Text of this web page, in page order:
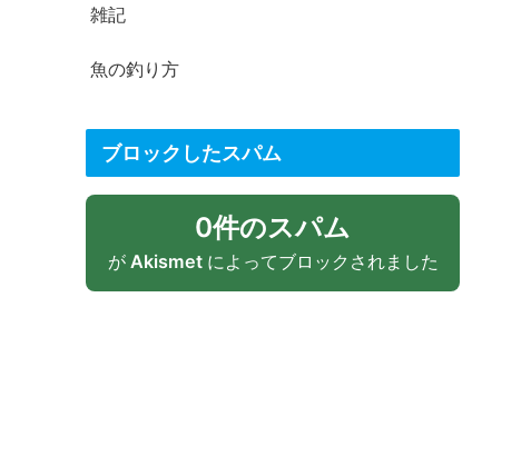
雑記
魚の釣り方
ブロックしたスパム
0件のスパム
が Akismetによってブロックされました